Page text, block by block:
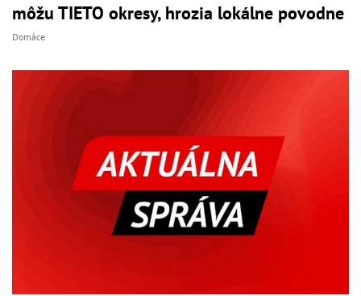
môžu TIETO okresy, hrozia lokálne povodne
Domáce